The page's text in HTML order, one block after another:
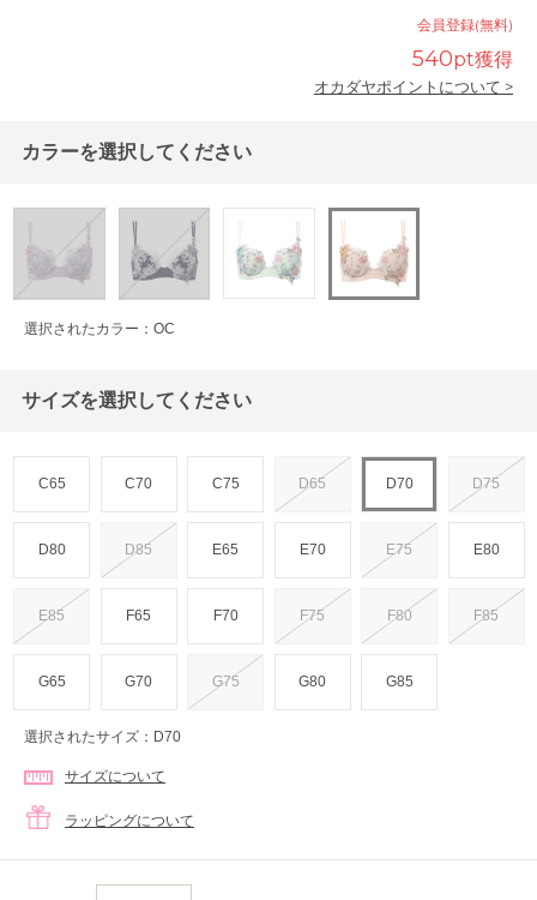
会員登録(無料)
540pt獲得
オカダヤポイントについて >
カラーを選択してください
選択されたカラー：OC
サイズを選択してください
C65 C70 C75 D65 D70 D75
D80 D85 E65 E70 E75 E80
E85 F65 F70 F75 F80 F85
G65 G70 G75 G80 G85
選択されたサイズ：D70
サイズについて
ラッピングについて